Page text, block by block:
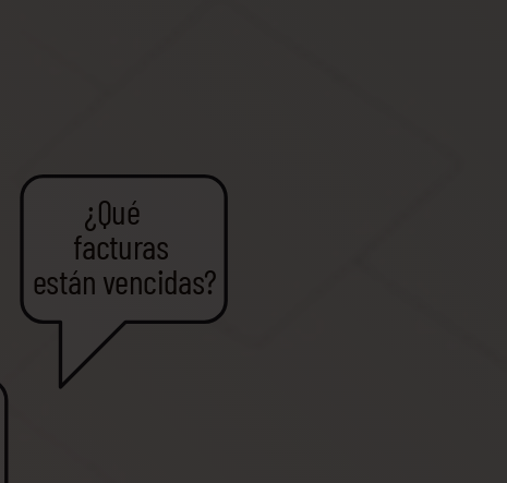
¿Qué
facturas
están vencidas?